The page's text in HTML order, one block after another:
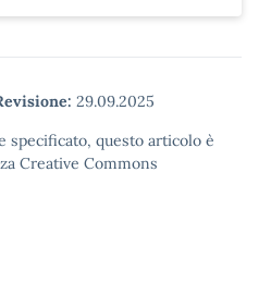
29.09.2025
specificato, questo articolo è
Creative Commons